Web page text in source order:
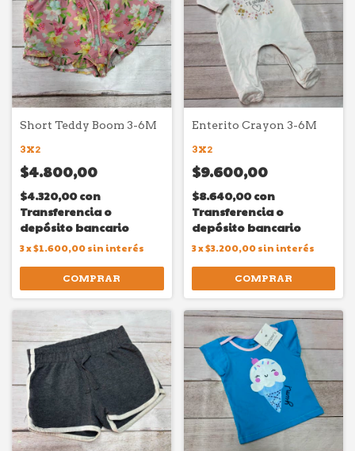
Short Teddy Boom 3-6M
3X2
$4.800,00
$4.320,00con
Transferencia o
depósito bancario
3x$1.600,00sin interés
COMPRAR
Enterito Crayon 3-6M
3X2
$9.600,00
$8.640,00con
Transferencia o
depósito bancario
3x$3.200,00 sin interés
COMPRAR